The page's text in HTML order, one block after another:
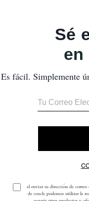
5.0
Para obtener más información